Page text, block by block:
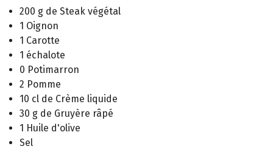
200 g de Steak végétal
1 Oignon
1 Carotte
1 échalote
0 Potimarron
2 Pomme
10 cl de Crème liquide
30 g de Gruyère râpé
1 Huile d'olive
Sel